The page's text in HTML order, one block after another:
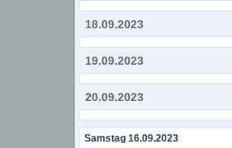
18.09.2023
19.09.2023
20.09.2023
Samstag 16.09.2023